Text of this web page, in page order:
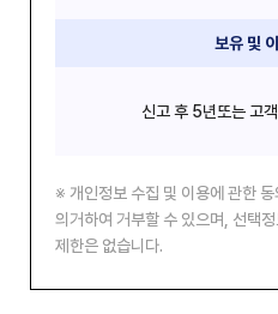
보유 및
신고 후 5년또는 고
개인정보 수집 및 이용에 관한
의거하여 거부할 수 있으며, 선택
제한은 없습니다.